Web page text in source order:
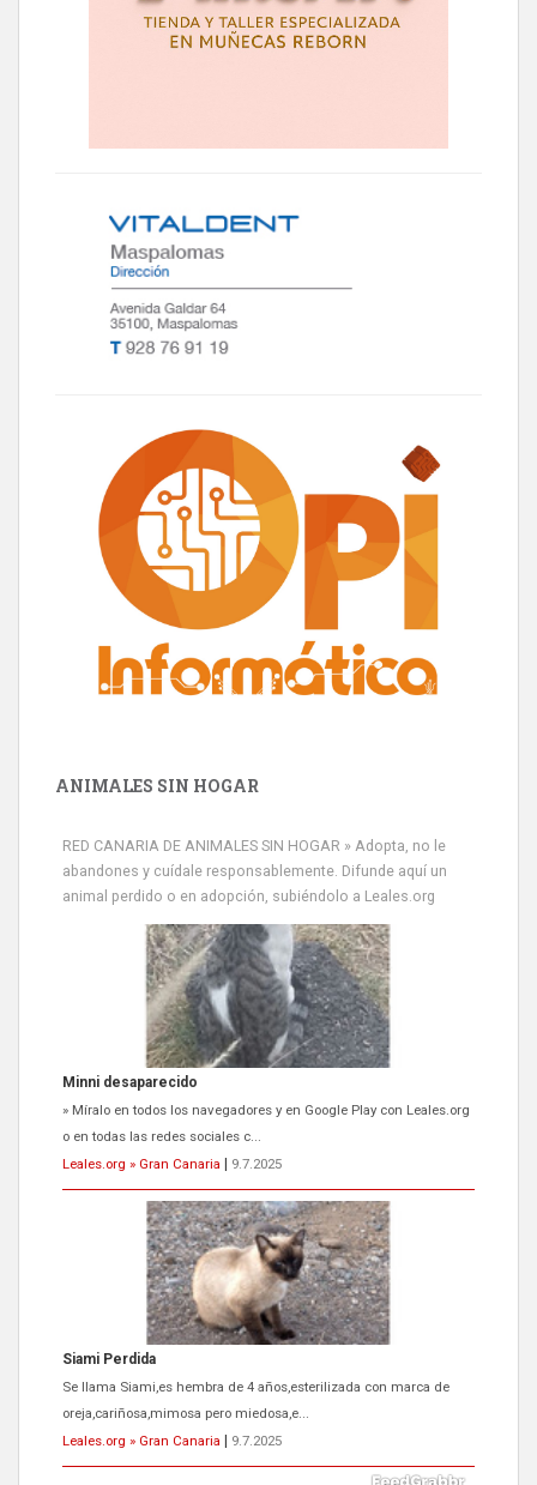
ANIMALES SIN HOGAR
RED CANARIA DE ANIMALES SIN HOGAR » Adopta, no le
abandones y cuídale responsablemente. Difunde aquí un
animal perdido o en adopción, subiéndolo a Leales.org
Minni desaparecido
» Míralo en todos los navegadores y en Google Play con Leales.org
o en todas las redes sociales c...
Leales.org » Gran Canaria
9.7.2025
Siami Perdida
Se llama Siami,es hembra de 4 años,esterilizada con marca de
oreja,cariñosa,mimosa pero miedosa,e...
Leales.org » Gran Canaria
9.7.2025